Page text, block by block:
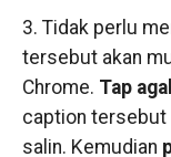
3. Tidak perlu
tersebut akan
Chrome. Tap
caption tersebut
salin. Kemudian